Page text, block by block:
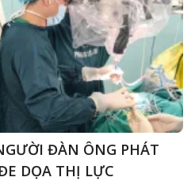
ĐÀN ÔNG PHÁT
DỌA THỊ LỰC